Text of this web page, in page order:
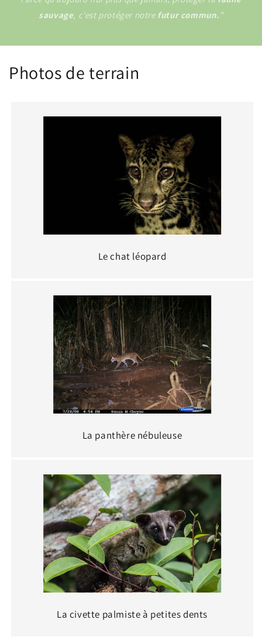
sauvage, c’est protéger notre futur commun. "
Photos de terrain
Le chat léopard
La panthère nébuleuse
La civette palmiste à petites dents